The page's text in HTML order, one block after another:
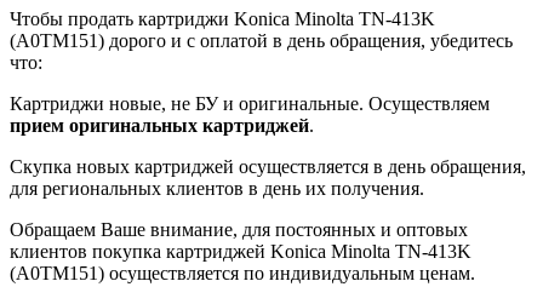
Чтобы продать картриджи Konica Minolta TN-413K
(A0TM151) дорого и с оплатой в день обращения, убедитесь
что:
Картриджи новые, не БУ и оригинальные. Осуществляем
прием оригинальных картриджей.
Скупка новых картриджей осуществляется в день обращения,
для региональных клиентов в день их получения.
Обращаем Ваше внимание, для постоянных и оптовых
клиентов покупка картриджей Konica Minolta TN-413K
(A0TM151) осуществляется по индивидуальным ценам.